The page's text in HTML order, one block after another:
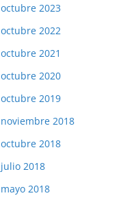
octubre 2023
octubre 2022
octubre 2021
octubre 2020
octubre 2019
noviembre 2018
octubre 2018
julio 2018
mayo 2018